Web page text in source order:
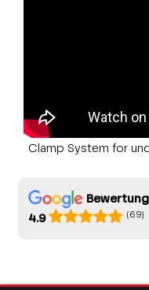
Clamp System for
4.9
(69)